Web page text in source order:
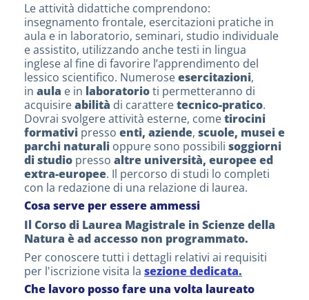
Le attività didattiche comprendono:
insegnamento frontale, esercitazioni pratiche in
aula e in laboratorio, seminari, studio individuale
e assistito, utilizzando anche testi in lingua
inglese al fine di favorire l’apprendimento del
lessico scientifico. Numeroseesercitazioni,
in aula e in laboratorioti permetteranno di
acquisireabilità di caratteretecnico-pratico.
Dovrai svolgere attività esterne, cometirocini
formativi presso enti, aziende, scuole, musei e
parchi naturali oppure sono possibili soggiorni
di studio presso altre università, europee ed
extra-europee. Il percorso di studi lo completi
con la redazione di una relazione di laurea.
Cosa serve per essere ammessi
Il Corso di Laurea Magistrale in Scienze della
Natura è ad accesso non programmato.
Per conoscere tutti i dettagli relativi ai requisiti
per l'iscrizione visita la sezione dedicata.
Che lavoro posso fare una volta laureato